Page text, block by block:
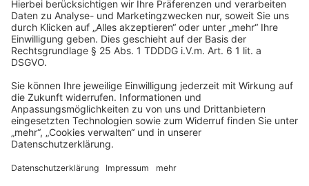
Wir sind Teil der REWE Group und ihrer Touristiksparte
DERTOUR Group. Damit gehören wir zu einer der größten
touristischen Unternehmensgruppen in Europa.
© 2026A-ROSA Hotels
Presse
Datenschutz